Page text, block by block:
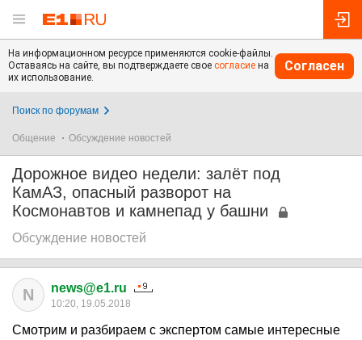
На информационном ресурсе применяются cookie-файлы.
Оставаясь на сайте, вы подтверждаете свое согласие на
их использование.
Согласен
Поиск по форумам
Общение Обсуждение новостей
Дорожное видео недели: залёт под
КамАЗ, опасный разворот на
Космонавтов и камнепад у башни
Обсуждение новостей
N news@e1.ru
10:20, 19.05.2018
Смотрим и разбираем с экспертом самые интересные